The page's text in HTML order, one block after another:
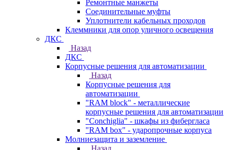
Ремонтные манжеты
Соединительные муфты
Уплотнители кабельных проходов
Клеммники для опор уличного освещения
ДКС
Назад
ДКС
Корпусные решения для автоматизации
Назад
Корпусные решения для
автоматизации
"RAM block" - металлические
корпусные решения для автоматизации
"Conchiglia" - шкафы из фибергласа
"RAM box" - ударопрочные корпуса
Молниезащита и заземление
Назад